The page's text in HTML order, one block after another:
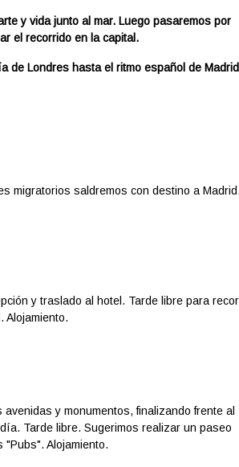
y vida junto al mar. Luego pasaremos por
el recorrido en la capital.
de Londres hasta el ritmo español de
migratorios saldremos con destino a Madrid.
y traslado al hotel. Tarde libre para
Alojamiento.
y monumentos, finalizando frente al
Tarde libre. Sugerimos realizar un paseo
Alojamiento.